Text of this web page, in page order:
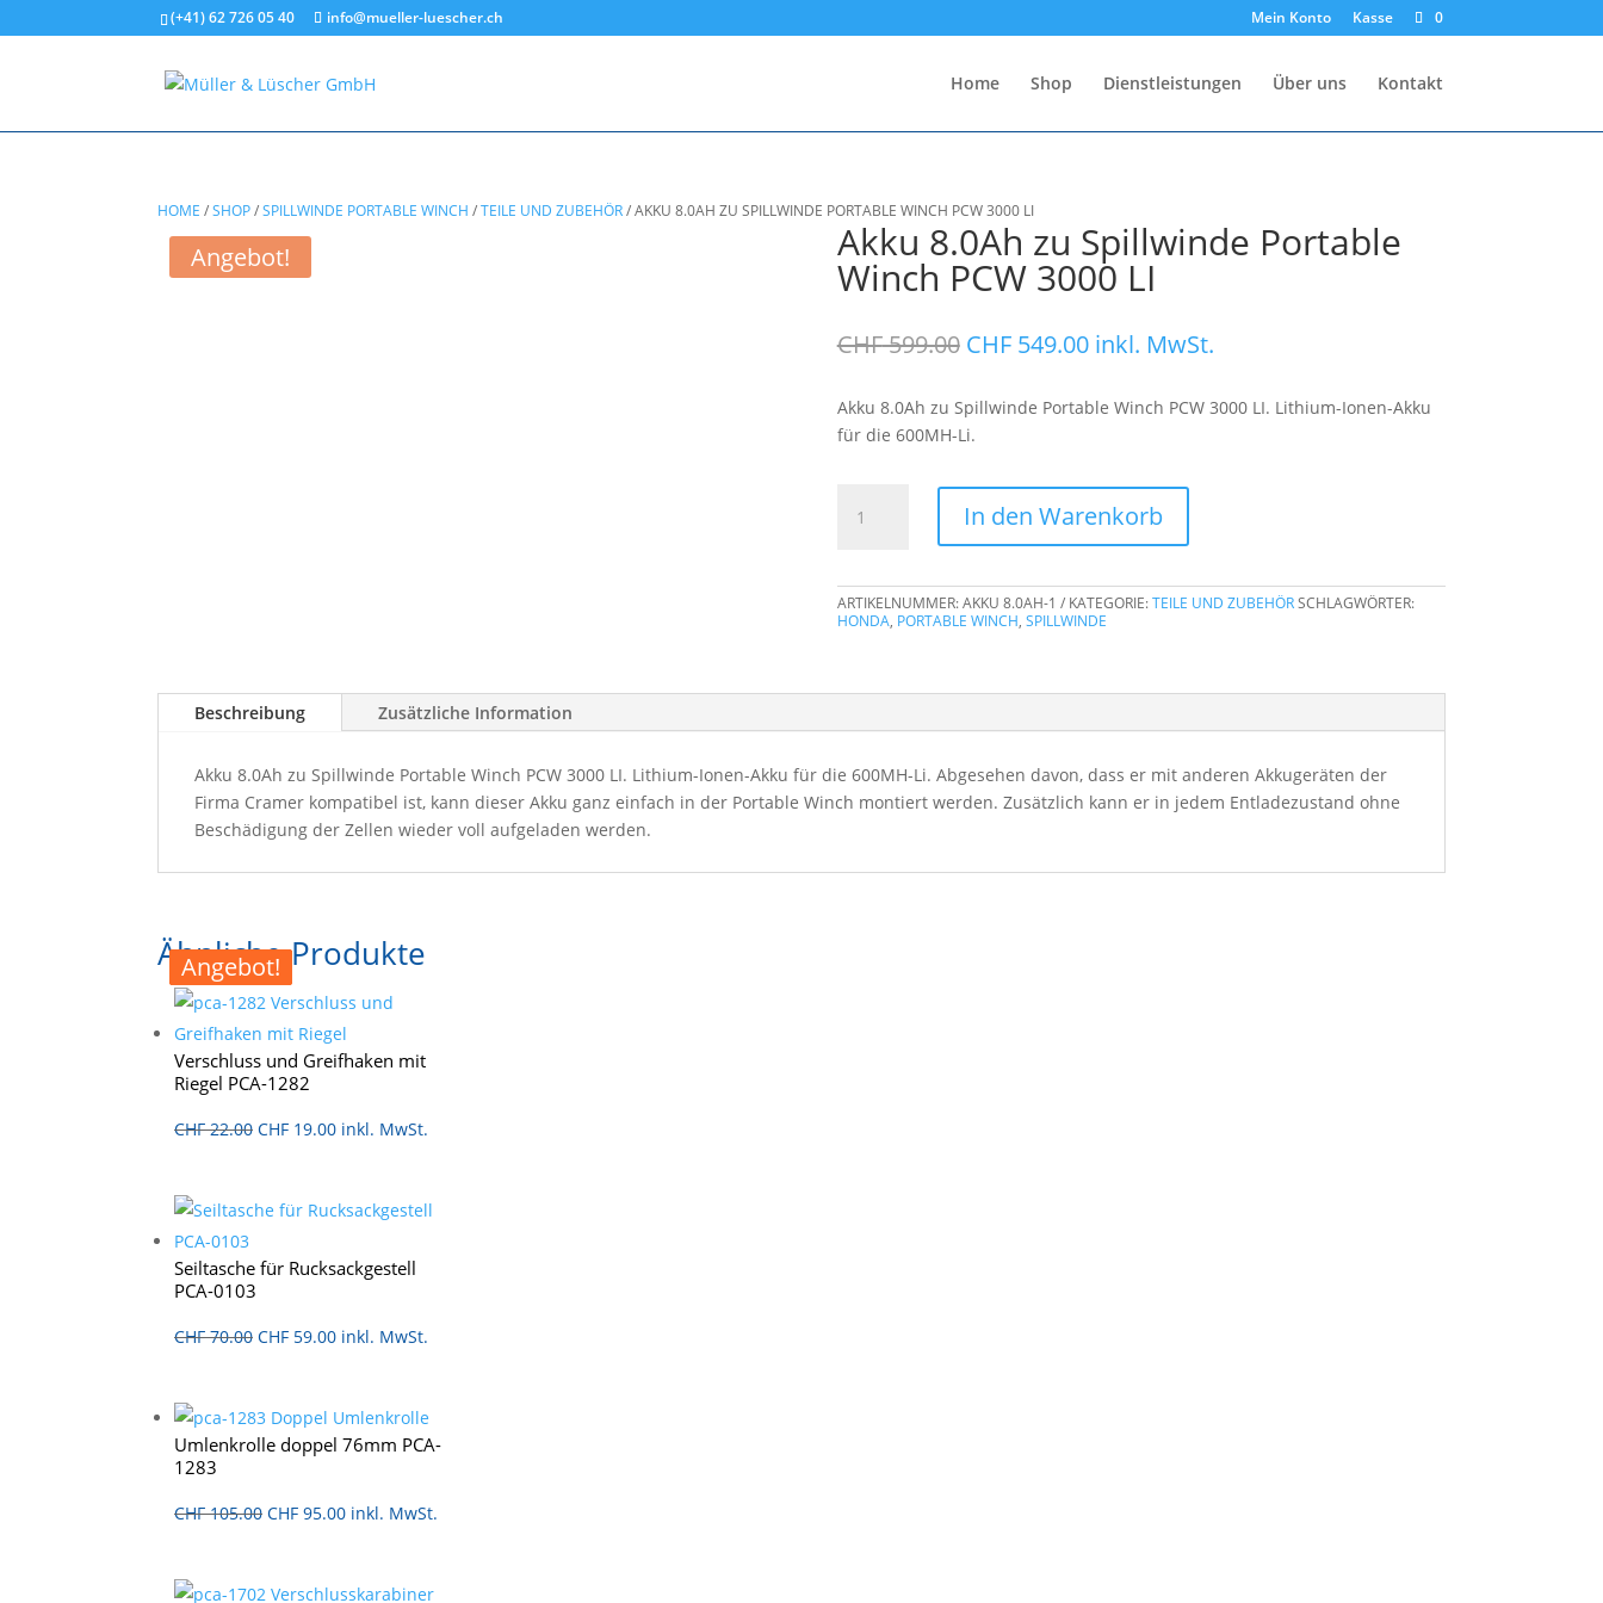
(+41) 62 726 05 40 info@mueller-luescher.ch Mein Konto Kasse 0
Home Shop Dienstleistungen Über uns Kontakt
HOME /SHOP/SPILLWINDE PORTABLE WINCH /TEILE UND ZUBEHÖR/AKKU 8.0AH ZU SPILLWINDE PORTABLE WINCH PCW 3000 LI
Angebot! Akku 8.0Ah zu Spillwinde Portable
Winch PCW 3000 LI
CHF599.00 Ursprünglicher
war:
CHF 599.00
CHF549.00Aktueller
ist:
inkl. MwSt.
Akku 8.0Ah zu Spillwinde Portable Winch PCW 3000 LI. Lithium-Ionen-Akku
für die 600MH-Li.
8.0Ah
Portable
Winch
3000
In den Warenkorb
ARTIKELNUMMER:AKKU 8.0AH-1 KATEGORIE:TEILE UND ZUBEHÖRSCHLAGWÖRTER:
HONDA, PORTABLE WINCH, SPILLWINDE
Beschreibung Zusätzliche Information
Akku 8.0Ah zu Spillwinde Portable Winch PCW 3000 LI. Lithium-Ionen-Akku für die 600MH-Li. Abgesehen davon, dass er mit anderen Akkugeräten der
Firma Cramer kompatibel ist, kann dieser Akku ganz einfach in der Portable Winch montiert werden. Zusätzlich kann er in jedem Entladezustand ohne
Beschädigung der Zellen wieder voll aufgeladen werden.
Ähnliche Produkte
Angebot!
Verschluss und Greifhaken mit
Riegel PCA-1282
CHF22.00 Ursprünglicher
CHF 22.00
CHF 19.00Aktueller
CHF 19.00.
inkl. MwSt.
Angebot!
Seiltasche für Rucksackgestell
PCA-0103
CHF70.00 Ursprünglicher
CHF 70.00
CHF 59.00Aktueller
CHF 59.00.
inkl. MwSt.
Angebot!
Umlenkrolle doppel 76mm PCA-
1283
CHF105.00 Ursprünglicher
CHF 95.00Aktueller
inkl. MwSt.
Angebot!